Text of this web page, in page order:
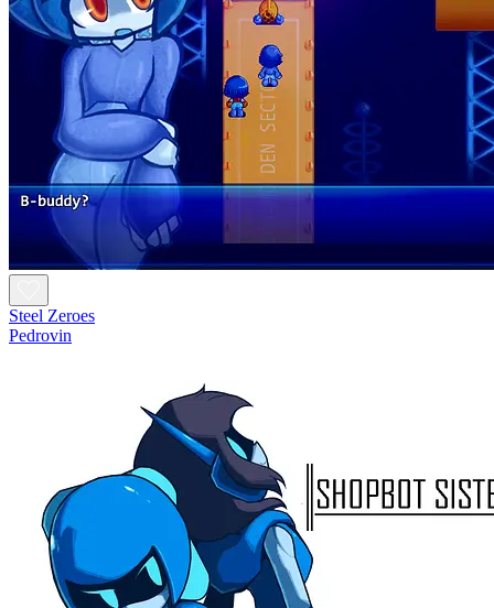
Steel Zeroes
Pedrovin